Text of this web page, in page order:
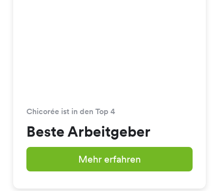
Chicorée ist in den Top 4
Beste Arbeitgeber
Mehr erfahren